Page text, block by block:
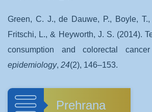
Green, C. J., de Dauwe, P., Boyle,
Fritschi, L., & Heyworth, J. S. (2014).
consumption and colorectal
epidemiology, 24(2), 146–153.
Prehrana